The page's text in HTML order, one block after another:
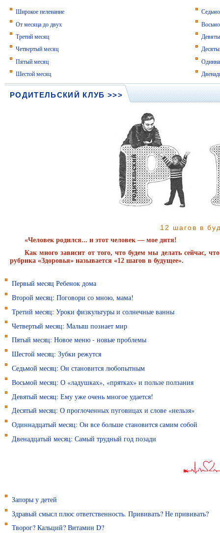
Широкое пеленание
От месяца до двух
Третий месяц
Четвертый месяц
Пятый месяц
Шестой месяц
РОДИТЕЛЬСКИЙ КЛУБ >>>
12 шагов в
«Человек родился... и этот человек — мое дитя!
Как много зависит от того, что будем мы делать сейчас,
рубрика «Здоровья» называется «12 шагов в будущее».
Первый месяц Ребенок дома
Второй месяц: Поговори со мною, мама!
Третий месяц: Уроки физкультуры и солнечные ванны
Четвертый месяц: Малыш познает мир
Пятый месяц: Новое меню - новые проблемы
Шестой месяц: Зубки режутся
Седьмой месяц: Он становится любопытным
Восьмой месяц: О «ладушках», «прятках» и пользе ползания
Девятый месяц: Ему уже очень многое удается!
Десятый месяц: О проглоченных пуговицах и слове «нельзя»
Одиннадцатый месяц: Он все больше становится самим собой
Двенадцатый месяц: Самый трудный год позади
Запоры у детей
Здравый смысл плюс ответственность. Прививать? Не прививать?
Творог? Кальций? Витамин D?